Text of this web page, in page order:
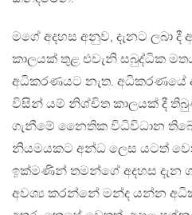
මගේ අදහස අනුව, දැනට ලබා දී
කාලයක් තුළ එවැනි සබුද්ධික
අධිකරණයට නැත. අධිකරණයේ
විසින් යම් නිශ්චිත කාලයක් දී
ගැනීමේ නෛතික විධිවිධාන
නියමයකට අන්ධ ලෙස යටත්
ඉක්මණින් තමන්ගේ අදහස දැන
අවශ්‍ය කරන්නේ මන්ද යන්න